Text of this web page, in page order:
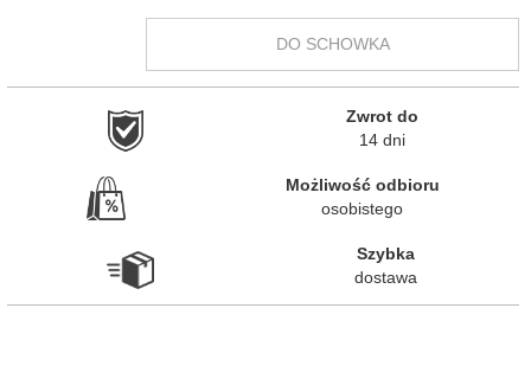
DO SCHOWKA
Zwrot do
14 dni
Możliwość odbioru
osobistego
Szybka
dostawa